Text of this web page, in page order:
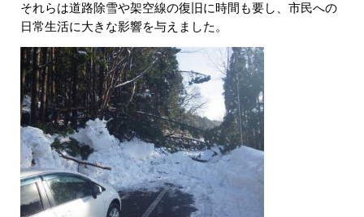
それらは道路除雪や架空線の復旧に時間も要し、市民への
日常生活に大きな影響を与えました。